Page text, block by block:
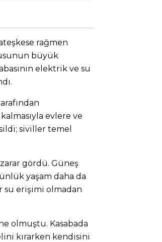
rağmen
büyük
elektrik ve su
evlere ve
siviller temel
gördü. Güneş
yaşam daha da
su erişimi olmadan
olmuştu. Kasabada
kırarken kendisini